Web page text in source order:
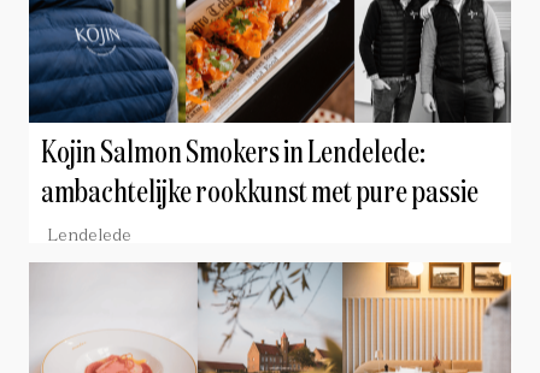
Kojin Salmon Smokers in Lendelede:
ambachtelijke rookkunst met pure passie
Lendelede